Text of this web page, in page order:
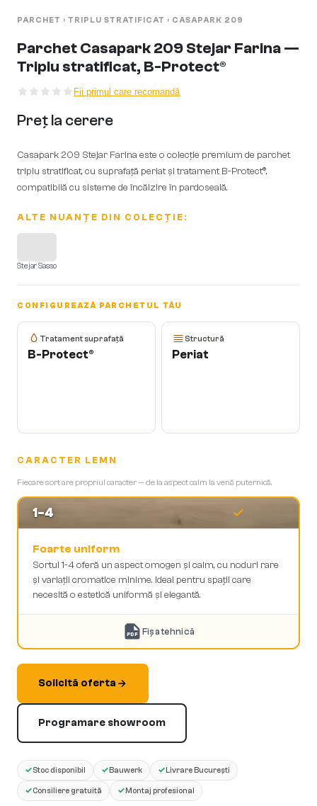
PARCHET › TRIPLU STRATIFICAT › CASAPARK 209
Parchet Casapark 209 Stejar Farina —
Triplu stratificat, B-Protect®
Fii primul care recomandă
Preț la cerere
Casapark 209 Stejar Farina este o colecție premium de parchet
triplu stratificat, cu suprafață periat și tratament B-Protect®,
compatibilă cu sisteme de încălzire în pardoseală.
ALTE NUANȚE DIN COLECȚIE:
Stejar Sasso
CONFIGUREAZĂ PARCHETUL TĂU
Tratament suprafață
B-Protect®
Structură
Periat
CARACTER LEMN
Fiecare sort are propriul caracter — de la aspect calm la venă puternică.
1-4
Foarte uniform
Sortul 1-4 oferă un aspect omogen și calm, cu noduri rare
și variații cromatice minime. Ideal pentru spații care
necesită o estetică uniformă și elegantă.
PDF Fișa tehnică
Solicită oferta
Programare showroom
✓Stoc disponibil ✓ Bauwerk ✓ Livrare București
✓Consiliere gratuită ✓ Montaj profesional